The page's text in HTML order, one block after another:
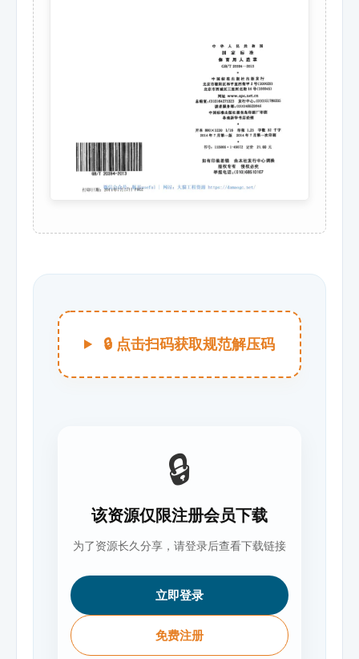
🔒 点击扫码获取规范解压码
🔒
该资源仅限注册会员下载
为了资源长久分享，请登录后查看下载链接
立即登录
免费注册